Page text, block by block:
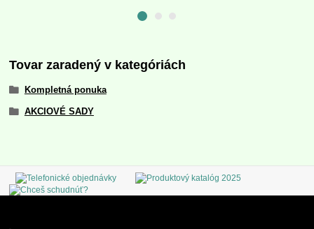
Tovar zaradený v kategóriách
Kompletná ponuka
AKCIOVÉ SADY